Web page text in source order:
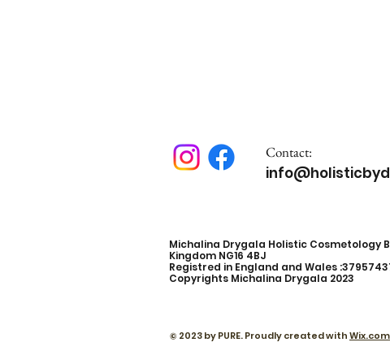
Contact:
Michalina Drygala Holistic Cosmetology
Kingdom NG16 4BJ
Registred in England and Wales
Copyrights Michalina Drygala 2023
© 2023 by PURE. Proudly created withWix.com